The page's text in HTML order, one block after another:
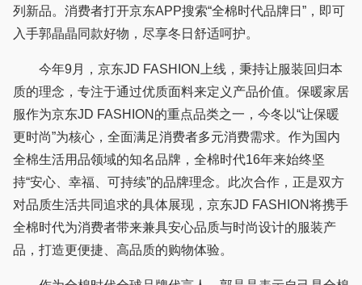
列新品。消费者打开京东APP搜索“全棉时代品牌日”，即可
入手郭晶晶同款好物，尽享冬日舒适呵护。
今年9月，京东JD FASHION上线，秉持让服装回归本
质的理念，专注于通过优质面料来定义产品价值。保暖家居
服作为京东JD FASHION的重点品类之一，今冬以“让保暖
更时尚”为核心，全面满足消费者多元消费需求。作为国内
全棉生活用品领域的知名品牌，全棉时代16年来始终坚
持“安心、幸福、可持续”的品牌理念。此次合作，正是双方
对品质生活共同追求的具体展现，京东JD FASHION将携手
全棉时代为消费者带来兼具安心品质与时尚设计的服装产
品，打造更便捷、高品质的购物体验。